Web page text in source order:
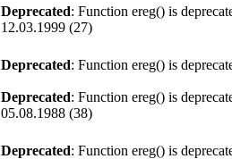
Deprecated: Function ereg() is
12.03.1999 (27)
Deprecated: Function ereg() is
Deprecated: Function ereg() is
05.08.1988 (38)
Deprecated: Function ereg() is